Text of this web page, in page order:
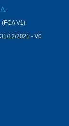
(FCA V1)
12/2021 - V0